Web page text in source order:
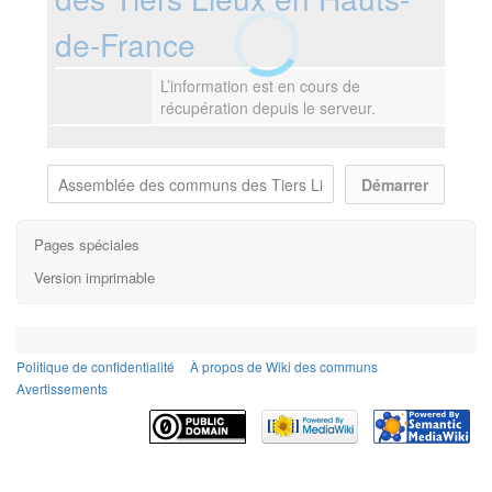
de-France
L’information est en cours de
récupération depuis le serveur.
Pages spéciales
Version imprimable
Politique de confidentialité
À propos de Wiki des communs
Avertissements